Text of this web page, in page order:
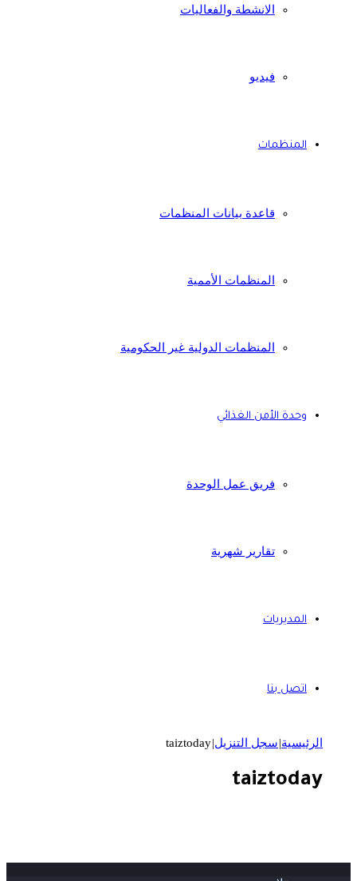
الانشطة والفعاليات
فيديو
المنظمات
قاعدة بيانات المنظمات
المنظمات الأممية
المنظمات الدولية غير الحكومية
وحدة الأمن الغذائي
فريق عمل الوحدة
تقارير شهرية
المديريات
اتصل بنا
الرئيسية|سجل التنزيل|
taiztoday
taiztoday